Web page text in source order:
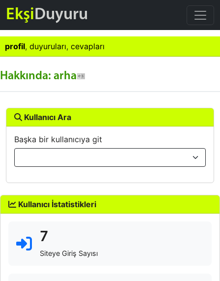
EkşiDuyuru
profil, duyuruları, cevapları
Hakkında: arha
Kullanıcı Ara
Başka bir kullanıcıya git
Kullanıcı İstatistikleri
7
Siteye Giriş Sayısı